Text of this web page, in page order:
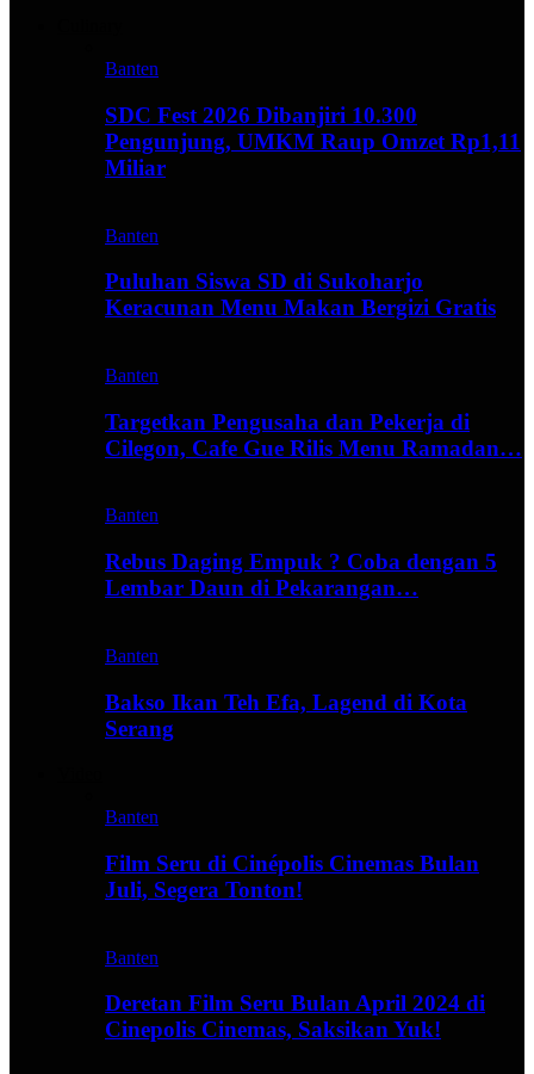
Banten
SDC Fest 2026 Dibanjiri 10.300
Pengunjung, UMKM Raup Omzet Rp1,11
Miliar
Banten
Puluhan Siswa SD di Sukoharjo
Keracunan Menu Makan Bergizi Gratis
Banten
Targetkan Pengusaha dan Pekerja di
Cilegon, Cafe Gue Rilis Menu Ramadan…
Banten
Rebus Daging Empuk ? Coba dengan 5
Lembar Daun di Pekarangan…
Banten
Bakso Ikan Teh Efa, Lagend di Kota
Serang
Banten
Film Seru di Cinépolis Cinemas Bulan
Juli, Segera Tonton!
Banten
Deretan Film Seru Bulan April 2024 di
Cinepolis Cinemas, Saksikan Yuk!